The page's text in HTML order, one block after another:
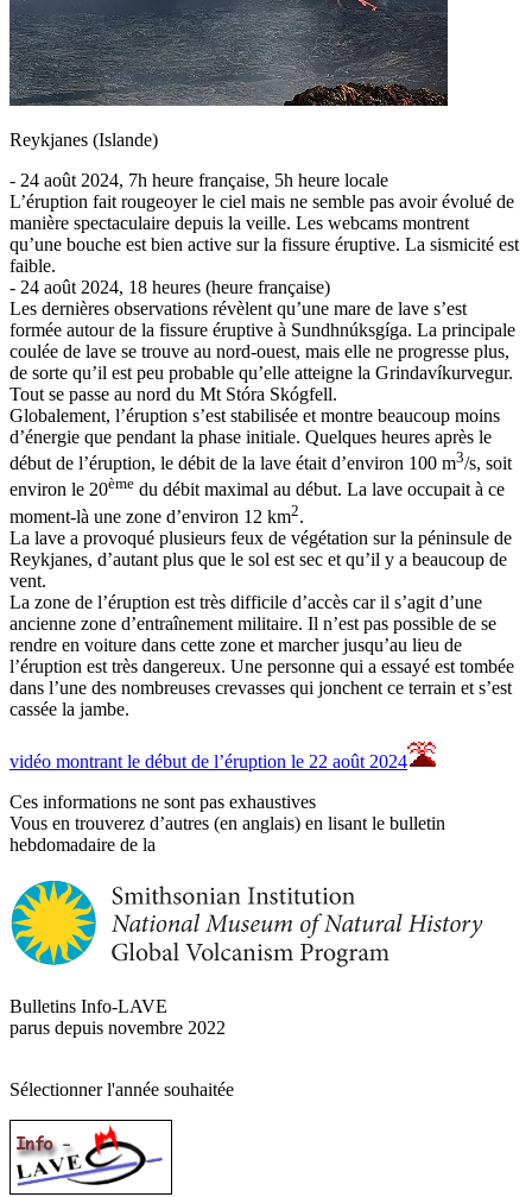
Reykjanes (Islande)
- 24 août 2024, 7h heure française, 5h heure locale
L’éruption fait rougeoyer le ciel mais ne semble pas avoir évolué de
manière spectaculaire depuis la veille. Les webcams montrent
qu’une bouche est bien active sur la fissure éruptive. La sismicité est
faible.
- 24 août 2024, 18 heures (heure française)
Les dernières observations révèlent qu’une mare de lave s’est
formée autour de la fissure éruptive à Sundhnúksgíga. La principale
coulée de lave se trouve au nord-ouest, mais elle ne progresse plus,
de sorte qu’il est peu probable qu’elle atteigne la Grindavíkurvegur.
Tout se passe au nord du Mt Stóra Skógfell.
Globalement, l’éruption s’est stabilisée et montre beaucoup moins
d’énergie que pendant la phase initiale. Quelques heures après le
début de l’éruption, le débit de la lave était d’environ 100 m3/s, soit
environ le 20ème du débit maximal au début. La lave occupait à ce
moment-là une zone d’environ 12 km2.
La lave a provoqué plusieurs feux de végétation sur la péninsule de
Reykjanes, d’autant plus que le sol est sec et qu’il y a beaucoup de
vent.
La zone de l’éruption est très difficile d’accès car il s’agit d’une
ancienne zone d’entraînement militaire. Il n’est pas possible de se
rendre en voiture dans cette zone et marcher jusqu’au lieu de
l’éruption est très dangereux. Une personne qui a essayé est tombée
dans l’une des nombreuses crevasses qui jonchent ce terrain et s’est
cassée la jambe.
vidéo montrant le début de l’éruption le 22 août 2024
Ces informations ne sont pas exhaustives
Vous en trouverez d’autres (en anglais) en lisant le bulletin
hebdomadaire de la
Bulletins Info-LAVE
parus depuis novembre 2022
Sélectionner l'année souhaitée